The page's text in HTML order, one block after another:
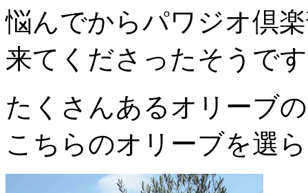
悩んでからパワジオ倶
来てくださったそうで
たくさんあるオリーブ
こちらのオリーブを選